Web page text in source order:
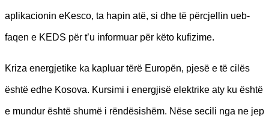
aplikacionin eKesco, ta hapin atë, si dhe të përcjellin ueb-
faqen e KEDS për t’u informuar për këto kufizime.
Kriza energjetike ka kapluar tërë Europën, pjesë e të cilës
është edhe Kosova. Kursimi i energjisë elektrike aty ku është
e mundur është shumë i rëndësishëm. Nëse secili nga ne jep